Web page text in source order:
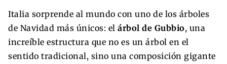
Italia sorprende al mundo con uno de los árboles
de Navidad más únicos: el árbol de Gubbio, una
increíble estructura que no es un árbol en el
sentido tradicional, sino una composición gigante